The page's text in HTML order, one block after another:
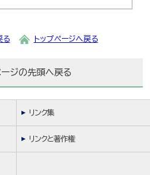
る トップページへ戻る
ジの先頭へ戻る
リンク集
リンクと著作権